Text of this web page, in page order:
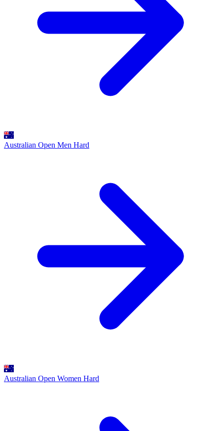
Australian Open Men Hard
Australian Open Women Hard